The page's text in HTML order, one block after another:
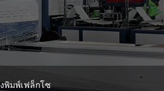
พิมพ์เฟล็กโซ